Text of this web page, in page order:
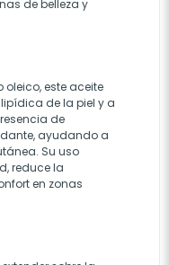
de belleza y
este aceite
de la piel y a
de
ayudando a
Su uso
reduce la
en zonas